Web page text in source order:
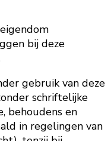
bij deze
gebruik van deze
schriftelijke
behoudens en
in regelingen van